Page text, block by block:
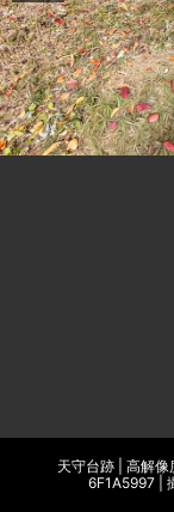
天守台跡 | 高解
6F1A5997 |